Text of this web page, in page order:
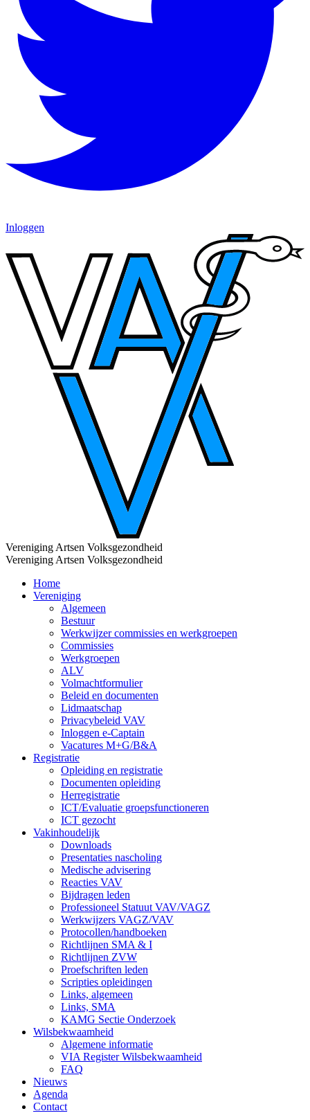
Inloggen
Vereniging Artsen Volksgezondheid
Vereniging Artsen Volksgezondheid
Home
Vereniging
Algemeen
Bestuur
Werkwijzer commissies en werkgroepen
Commissies
Werkgroepen
ALV
Volmachtformulier
Beleid en documenten
Lidmaatschap
Privacybeleid VAV
Inloggen e-Captain
Vacatures M+G/B&A
Registratie
Opleiding en registratie
Documenten opleiding
Herregistratie
ICT/Evaluatie groepsfunctioneren
ICT gezocht
Vakinhoudelijk
Downloads
Presentaties nascholing
Medische advisering
Reacties VAV
Bijdragen leden
Professioneel Statuut VAV/VAGZ
Werkwijzers VAGZ/VAV
Protocollen/handboeken
Richtlijnen SMA & I
Richtlijnen ZVW
Proefschriften leden
Scripties opleidingen
Links, algemeen
Links, SMA
KAMG Sectie Onderzoek
Wilsbekwaamheid
Algemene informatie
VIA Register Wilsbekwaamheid
FAQ
Nieuws
Agenda
Contact